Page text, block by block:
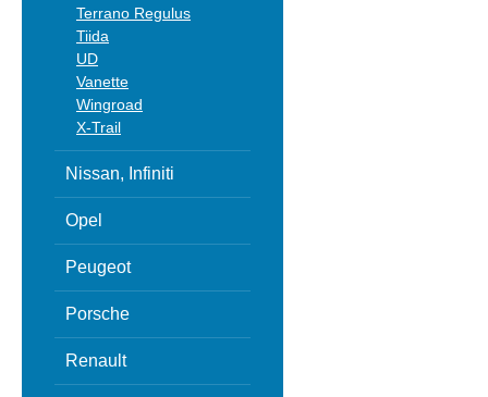
Terrano Regulus
Tiida
UD
Vanette
Wingroad
X-Trail
Nissan, Infiniti
Opel
Peugeot
Porsche
Renault